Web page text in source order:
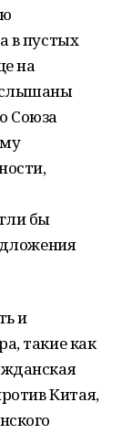
в пустых
на
Союза
бы
и
такие как
Китая,